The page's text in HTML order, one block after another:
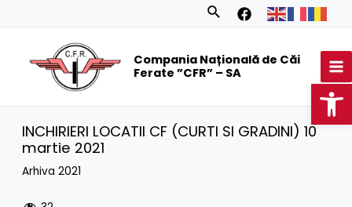
Search
Compania Națională de Căi
Ferate ”CFR” – SA
INCHIRIERI LOCATII CF (CURTI SI GRADINI) 10
martie 2021
Arhiva 2021